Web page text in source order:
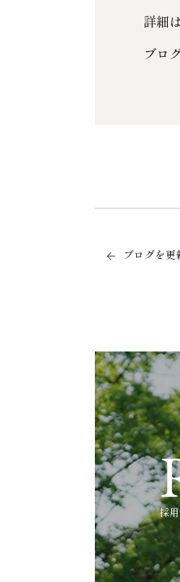
詳細
ブロ
ブログを更新
採用